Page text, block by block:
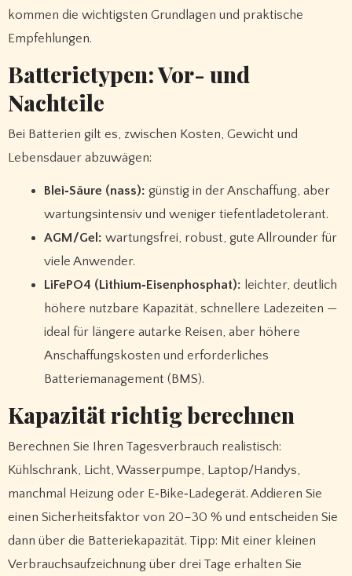
kommen die wichtigsten Grundlagen und praktische
Empfehlungen.
Batterietypen: Vor- und
Nachteile
Bei Batterien gilt es, zwischen Kosten, Gewicht und
Lebensdauer abzuwägen:
Blei‑Säure (nass): günstig in der Anschaffung, aber
wartungsintensiv und weniger tiefentladetolerant.
AGM/Gel: wartungsfrei, robust, gute Allrounder für
viele Anwender.
LiFePO4 (Lithium‑Eisenphosphat): leichter, deutlich
höhere nutzbare Kapazität, schnellere Ladezeiten —
ideal für längere autarke Reisen, aber höhere
Anschaffungskosten und erforderliches
Batteriemanagement (BMS).
Kapazität richtig berechnen
Berechnen Sie Ihren Tagesverbrauch realistisch:
Kühlschrank, Licht, Wasserpumpe, Laptop/Handys,
manchmal Heizung oder E‑Bike‑Ladegerät. Addieren Sie
einen Sicherheitsfaktor von 20–30 % und entscheiden Sie
dann über die Batteriekapazität. Tipp: Mit einer kleinen
Verbrauchsaufzeichnung über drei Tage erhalten Sie